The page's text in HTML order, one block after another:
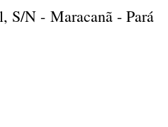
S/N - Maracanã - Pará